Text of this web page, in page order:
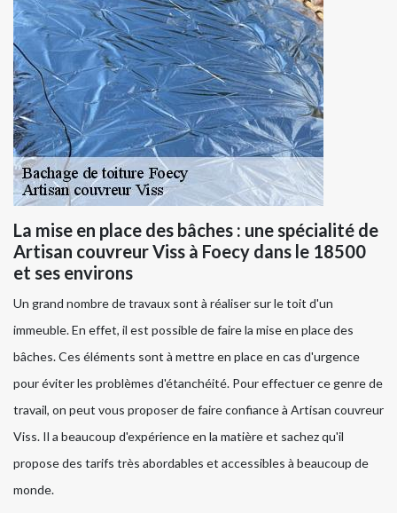
La mise en place des bâches : une spécialité de
Artisan couvreur Viss à Foecy dans le 18500
et ses environs
Un grand nombre de travaux sont à réaliser sur le toit d'un
immeuble. En effet, il est possible de faire la mise en place des
bâches. Ces éléments sont à mettre en place en cas d'urgence
pour éviter les problèmes d'étanchéité. Pour effectuer ce genre de
travail, on peut vous proposer de faire confiance à Artisan couvreur
Viss. Il a beaucoup d'expérience en la matière et sachez qu'il
propose des tarifs très abordables et accessibles à beaucoup de
monde.